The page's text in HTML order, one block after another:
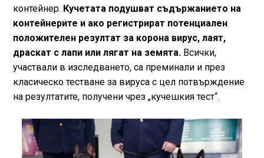
контейнер. Кучетата подушват съдържанието на
контейнерите и ако регистрират потенциален
положителен резултат за корона вирус, лаят,
драскат с лапи или лягат на земята.Всички,
участвали в изследването, са преминали и през
класическо тестване за вируса с цел потвърждение
на резултатите, получени чрез „кучешкия тест“.